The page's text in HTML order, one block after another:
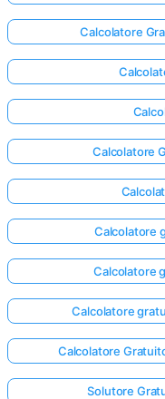
Calcolatore
Calcolatore
Calcolatore
Calcolatore
Calcolatore
Calcolatore
Solutore